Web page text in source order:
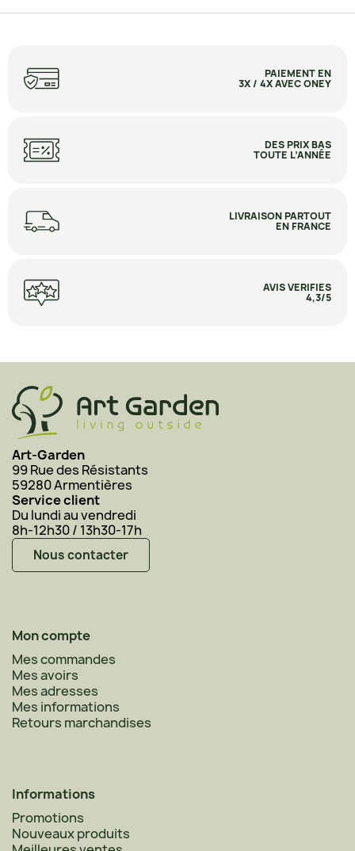
PAIEMENT EN
3X / 4X AVEC ONEY
DES PRIX BAS
TOUTE L’ANNÉE
LIVRAISON PARTOUT
EN FRANCE
AVIS VERIFIES
4,3/5
Art-Garden
99 Rue des Résistants
59280 Armentières
Service client
Du lundi au vendredi
8h-12h30 / 13h30-17h
Nous contacter
Mon compte
Mes commandes
Mes avoirs
Mes adresses
Mes informations
Retours marchandises
Informations
Promotions
Nouveaux produits